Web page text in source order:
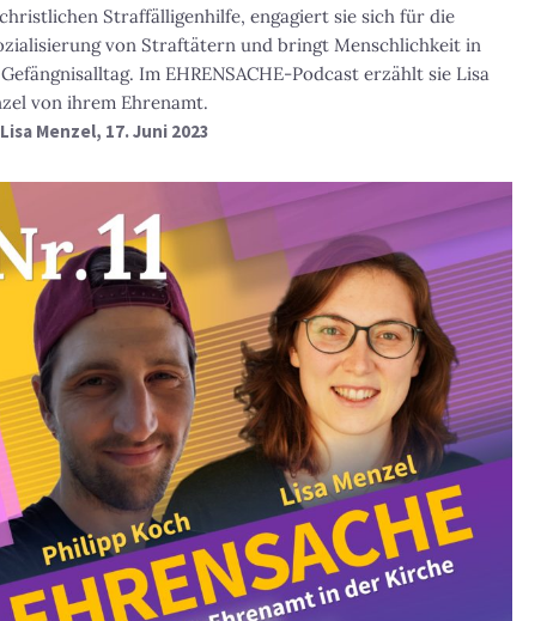
Straffälligenhilfe, engagiert sie sich für die
von Straftätern und bringt Menschlichkeit in
Im EHRENSACHE-Podcast erzählt sie Lisa
von ihrem Ehrenamt.
Lisa Menzel, 17. Juni 2023